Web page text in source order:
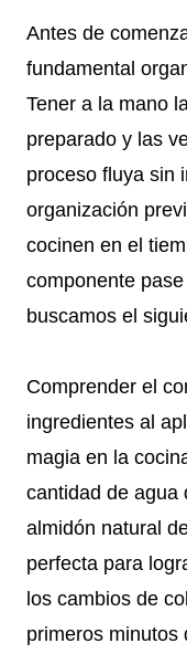
Antes de
fundamental
Tener a la mano
preparado y las
proceso fluya sin
organización
cocinen en el
componente
buscamos el
Comprender el
ingredientes al
magia en la
cantidad de agua
almidón natural
perfecta para
los cambios de
primeros minutos